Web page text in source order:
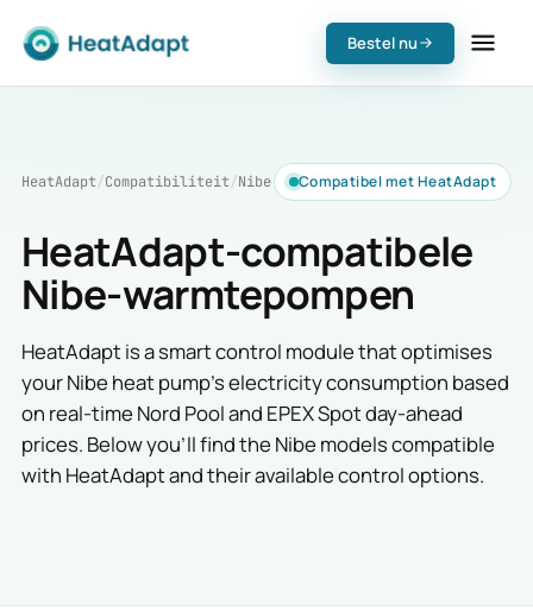
Bestel nu
HeatAdapt/Compatibiliteit/Nibe Compatibel met HeatAdapt
HeatAdapt-compatibele
Nibe-warmtepompen
HeatAdapt is a smart control module that optimises
your Nibe heat pump's electricity consumption based
on real-time Nord Pool and EPEX Spot day-ahead
prices. Below you'll find the Nibe models compatible
with HeatAdapt and their available control options.